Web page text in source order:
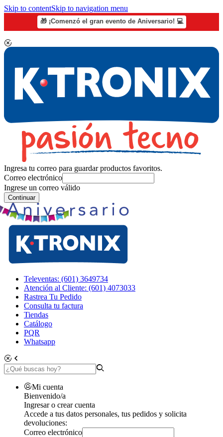
Skip to contentSkip to navigation menu
🎁 ¡Comenzó el gran evento de Aniversario! 💻
Ingresa tu correo para guardar productos favoritos.
Correo electrónico
Ingrese un correo válido
Continuar
Televentas: (601) 3649734
Atención al Cliente: (601) 4073033
Rastrea Tu Pedido
Consulta tu factura
Tiendas
Catálogo
PQR
Whatsapp
Mi cuenta
Bienvenido/a
Ingresar o crear cuenta
Accede a tus datos personales, tus pedidos y solicita
devoluciones:
Correo electrónico